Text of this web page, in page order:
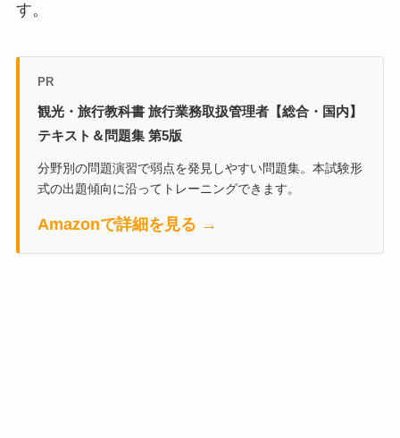
す。
PR
観光・旅行教科書 旅行業務取扱管理者【総合・国内】
テキスト＆問題集 第5版
分野別の問題演習で弱点を発見しやすい問題集。本試験形
式の出題傾向に沿ってトレーニングできます。
Amazonで詳細を見る →